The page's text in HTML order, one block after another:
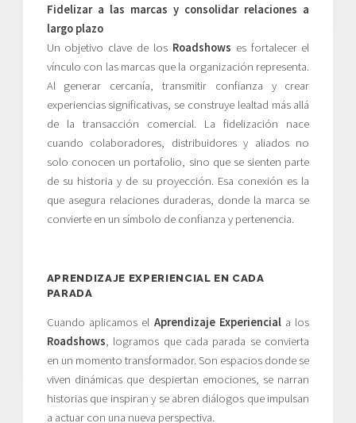
Fidelizar a las marcas y consolidar relaciones a
largo plazo
Un objetivo clave de los Roadshows es fortalecer el
vínculo con las marcas que la organización representa.
Al generar cercanía, transmitir confianza y crear
experiencias significativas, se construye lealtad más allá
de la transacción comercial. La fidelización nace
cuando colaboradores, distribuidores y aliados no
solo conocen un portafolio, sino que se sienten parte
de su historia y de su proyección. Esa conexión es la
que asegura relaciones duraderas, donde la marca se
convierte en un símbolo de confianza y pertenencia.
APRENDIZAJE EXPERIENCIAL EN CADA
PARADA
Cuando aplicamos el Aprendizaje Experienciala los
Roadshows, logramos que cada parada se convierta
en un momento transformador. Son espacios donde se
viven dinámicas que despiertan emociones, se narran
historias que inspiran y se abren diálogos que impulsan
a actuar con una nueva perspectiva.